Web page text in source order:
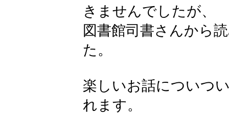
きませんでしたが、
図書館司書さんから
た。
楽しいお話についつ
れます。